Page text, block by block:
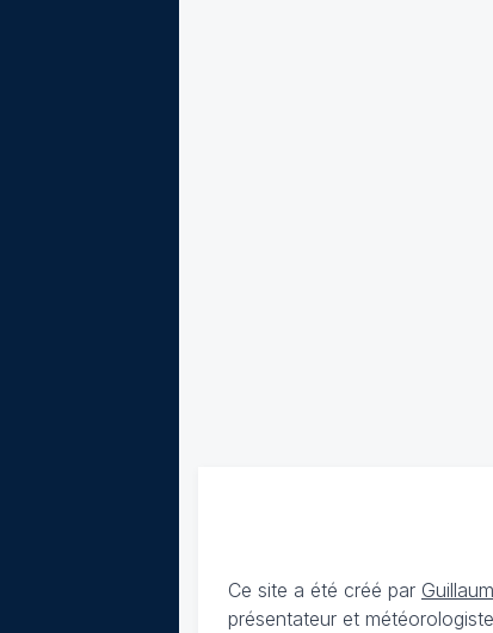
Ce site a été créé par
présentateur et